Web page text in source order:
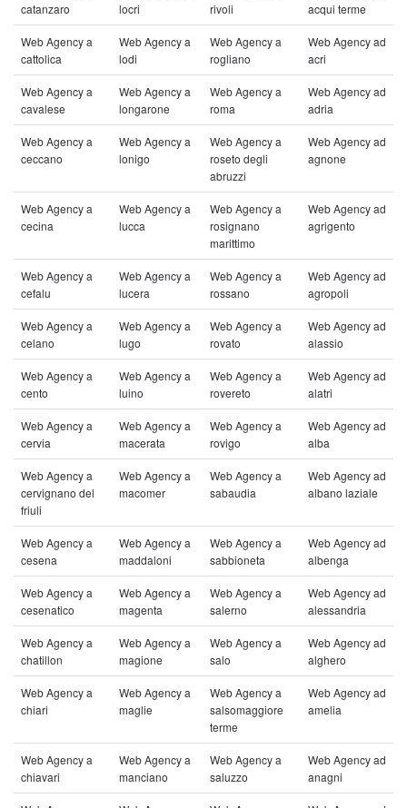
catanzaro
locri
rivoli
acqui terme
Web Agency a
cattolica
Web Agency a
lodi
Web Agency a
rogliano
Web Agency ad
acri
Web Agency a
cavalese
Web Agency a
longarone
Web Agency a
roma
Web Agency ad
adria
Web Agency a
ceccano
Web Agency a
lonigo
Web Agency a
roseto degli
abruzzi
Web Agency ad
agnone
Web Agency a
cecina
Web Agency a
lucca
Web Agency a
rosignano
marittimo
Web Agency ad
agrigento
Web Agency a
cefalu
Web Agency a
lucera
Web Agency a
rossano
Web Agency ad
agropoli
Web Agency a
celano
Web Agency a
lugo
Web Agency a
rovato
Web Agency ad
alassio
Web Agency a
cento
Web Agency a
luino
Web Agency a
rovereto
Web Agency ad
alatri
Web Agency a
cervia
Web Agency a
macerata
Web Agency a
rovigo
Web Agency ad
alba
Web Agency a
cervignano del
friuli
Web Agency a
macomer
Web Agency a
sabaudia
Web Agency ad
albano laziale
Web Agency a
cesena
Web Agency a
maddaloni
Web Agency a
sabbioneta
Web Agency ad
albenga
Web Agency a
cesenatico
Web Agency a
magenta
Web Agency a
salerno
Web Agency ad
alessandria
Web Agency a
chatillon
Web Agency a
magione
Web Agency a
salo
Web Agency ad
alghero
Web Agency a
chiari
Web Agency a
maglie
Web Agency a
salsomaggiore
terme
Web Agency ad
amelia
Web Agency a
chiavari
Web Agency a
manciano
Web Agency a
saluzzo
Web Agency ad
anagni